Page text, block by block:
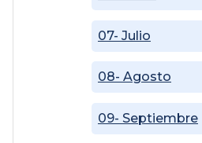
07- Julio
08- Agosto
09- Septiembre